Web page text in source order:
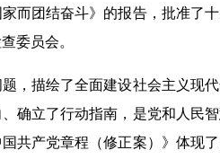
而团结奋斗》的报告，批准了
委员会。
描绘了全面建设社会主义现
确立了行动指南，是党和人民
共产党章程（修正案）》体现